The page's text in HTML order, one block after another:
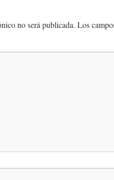
no será publicada. Los